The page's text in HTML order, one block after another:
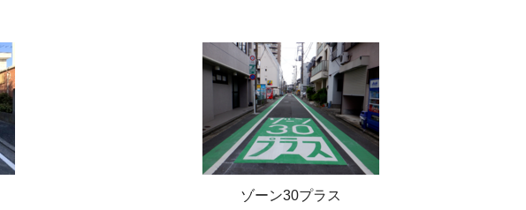
ゾーン30プラス